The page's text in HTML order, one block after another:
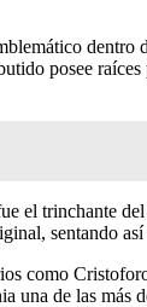
posee
el trinchante
sentando
como
de las más